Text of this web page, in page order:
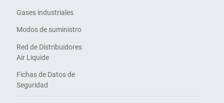
Gases industriales
Modos de suministro
Red de Distribuidores
Air Liquide
Fichas de Datos de
Seguridad